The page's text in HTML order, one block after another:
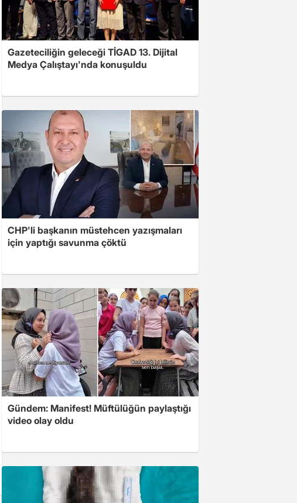
Gazeteciliğin geleceği TİGAD 13. Dijital
Medya Çalıştayı'nda konuşuldu
CHP'li başkanın müstehcen yazışmaları
için yaptığı savunma çöktü
Gündem: Manifest! Müftülüğün paylaştığı
video olay oldu